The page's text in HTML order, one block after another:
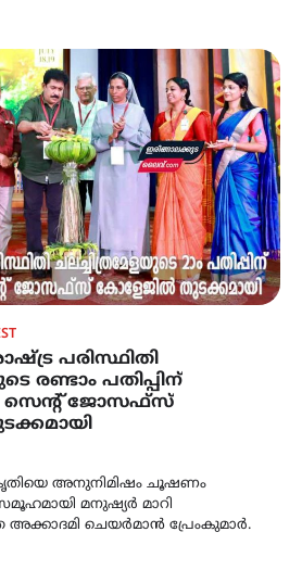
പരിസ്ഥിതി
രണ്ടാം പതിപ്പിന്
സെന്റ് ജോസഫ്സ്
അനുനിമിഷം ചൂഷണം
മനുഷ്യർ മാറി
അക്കാദമി ചെയർമാൻ പ്രേംകുമാർ.